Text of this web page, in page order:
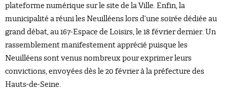
plateforme numérique sur le site de la Ville. Enfin, la
municipalité a réuni les Neuilléens lors d’une soirée dédiée au
grand débat, au 167-Espace de Loisirs, le 18 février dernier. Un
rassemblement manifestement apprécié puisque les
Neuilléens sont venus nombreux pour exprimer leurs
convictions, envoyées dès le 20 février à la préfecture des
Hauts-de-Seine.